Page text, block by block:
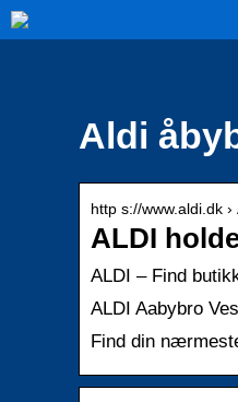
Aldi
http s://www.aldi.dk
ALDI
ALDI – Find
ALDI Aabybro
Find din